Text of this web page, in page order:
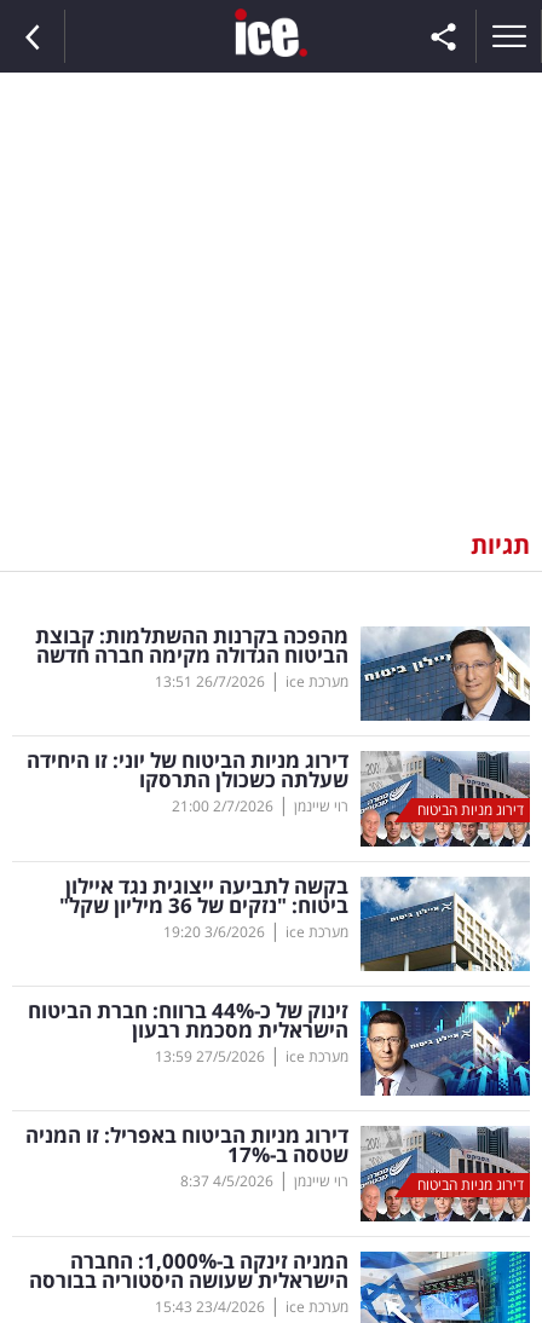
וצרכנות
דיגיטל
וטק
שיווק
ופרסום
משפט
מדדים
ומחקרים
דעות
רכילות
עסקית
קריפטו
ויראלי
טלוויזיה
עסקי
תגיות
מהפכה בקרנות ההשתלמות: קבוצת
הביטוח הגדולה מקימה חברה חדשה
מערכת ice |
26/7/2026
13:51
דירוג מניות הביטוח
דירוג מניות הביטוח של יוני: זו היחידה
שעלתה כשכולן התרסקו
רוי שיינמן |
2/7/2026
21:00
בקשה לתביעה ייצוגית נגד איילון
ביטוח: "נזקים של 36 מיליון שקל"
מערכת ice |
3/6/2026
19:20
זינוק של כ-44% ברווח: חברת הביטוח
הישראלית מסכמת רבעון
מערכת ice |
27/5/2026
13:59
דירוג מניות הביטוח
דירוג מניות הביטוח באפריל: זו המניה
שטסה ב-17%
רוי שיינמן |
4/5/2026
8:37
המניה זינקה ב-1,000% : החברה
הישראלית שעושה היסטוריה בבורסה
מערכת ice |
23/4/2026
15:43